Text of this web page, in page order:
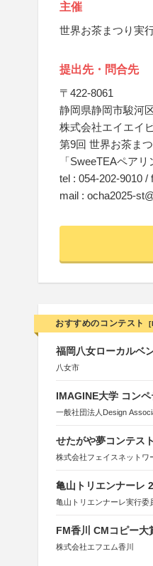
主催
世界お茶まつり実
提出先・問合先
〒422-8061
静岡県静岡市駿河
株式会社エイエイ
第9回 世界お茶ま
「SweeTEAペア
tel : 054-202-9010 /
mail : ocha2025-
おすすめのコンテスト
福岡八女ローカルベ
八女市
IMAGINE大学 コンペ
一般社団法人Design
せたがや夢コンテス
株式会社フェイスネットワ
亀山トリエンナーレ
亀山トリエンナーレ実行委
FM香川 CMコピー大
株式会社エフエム香川